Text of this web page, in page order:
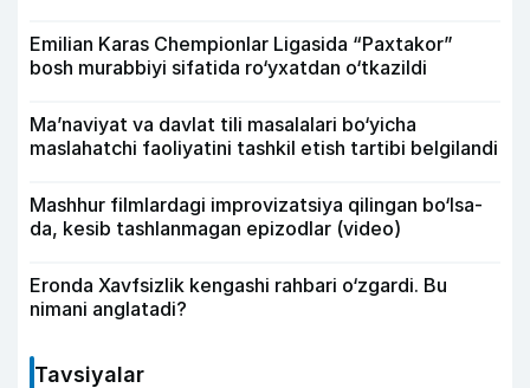
Emilian Karas Chempionlar Ligasida “Paxtakor”
bosh murabbiyi sifatida ro‘yxatdan o‘tkazildi
Ma’naviyat va davlat tili masalalari bo‘yicha
maslahatchi faoliyatini tashkil etish tartibi belgilandi
Mashhur filmlardagi improvizatsiya qilingan bo‘lsa-
da, kesib tashlanmagan epizodlar (video)
Eronda Xavfsizlik kengashi rahbari o‘zgardi. Bu
nimani anglatadi?
Tavsiyalar